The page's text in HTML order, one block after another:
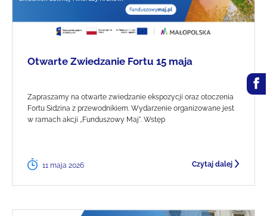
Otwarte Zwiedzanie Fortu 15 maja
Zapraszamy na otwarte zwiedzanie ekspozycji oraz otoczenia
Fortu Sidzina z przewodnikiem. Wydarzenie organizowane jest
w ramach akcji „Funduszowy Maj". Wstęp
11 maja 2026 Czytaj dalej